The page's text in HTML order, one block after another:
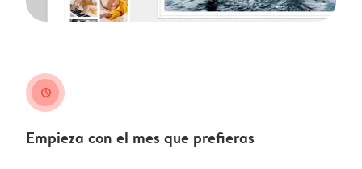
clock
Empieza con el mes que prefieras